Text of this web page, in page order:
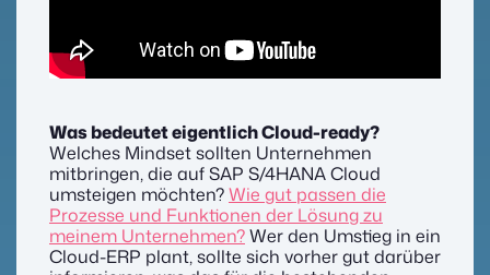
Was bedeutet eigentlich Cloud-ready?
Welches Mindset sollten Unternehmen
mitbringen, die auf SAP S/4HANA Cloud
umsteigen möchten?Wie gut passen die
Prozesse und Funktionen der Lösung zu
meinem Unternehmen?Wer den Umstieg in ein
Cloud-ERP plant, sollte sich vorher gut darüber